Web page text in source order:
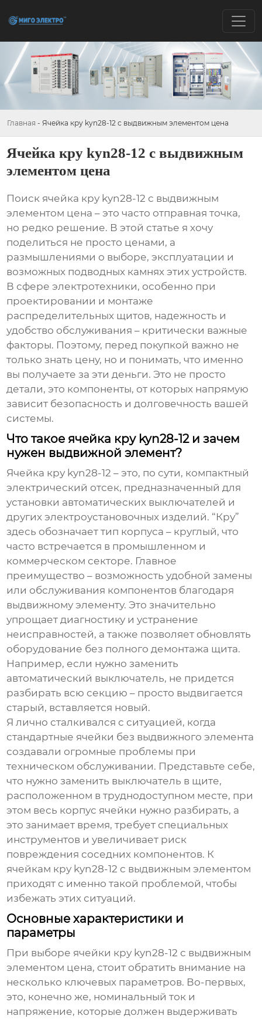
Главная - Ячейка кру kyn28-12 с выдвижным элементом цена
Ячейка кру kyn28-12 с выдвижным
элементом цена
Поиск ячейка кру kyn28-12 с выдвижным
элементом цена – это часто отправная точка,
но редко решение. В этой статье я хочу
поделиться не просто ценами, а
размышлениями о выборе, эксплуатации и
возможных подводных камнях этих устройств.
В сфере электротехники, особенно при
проектировании и монтаже
распределительных щитов, надежность и
удобство обслуживания – критически важные
факторы. Поэтому, перед покупкой важно не
только знать цену, но и понимать, что именно
вы получаете за эти деньги. Это не просто
детали, это компоненты, от которых напрямую
зависит безопасность и долговечность вашей
системы.
Что такое ячейка кру kyn28-12 и зачем
нужен выдвижной элемент?
Ячейка кру kyn28-12 – это, по сути, компактный
электрический отсек, предназначенный для
установки автоматических выключателей и
других электроустановочных изделий. “Кру”
здесь обозначает тип корпуса – круглый, что
часто встречается в промышленном и
коммерческом секторе. Главное
преимущество – возможность удобной замены
или обслуживания компонентов благодаря
выдвижному элементу. Это значительно
упрощает диагностику и устранение
неисправностей, а также позволяет обновлять
оборудование без полного демонтажа щита.
Например, если нужно заменить
автоматический выключатель, не придется
разбирать всю секцию – просто выдвигается
старый, вставляется новый.
Я лично сталкивался с ситуацией, когда
стандартные ячейки без выдвижного элемента
создавали огромные проблемы при
техническом обслуживании. Представьте себе,
что нужно заменить выключатель в щите,
расположенном в труднодоступном месте, при
этом весь корпус ячейки нужно разбирать, а
это занимает время, требует специальных
инструментов и увеличивает риск
повреждения соседних компонентов. К
ячейкам кру kyn28-12 с выдвижным элементом
приходят с именно такой проблемой, чтобы
избежать этих ситуаций.
Основные характеристики и
параметры
При выборе ячейки кру kyn28-12 с выдвижным
элементом цена, стоит обратить внимание на
несколько ключевых параметров. Во-первых,
это, конечно же, номинальный ток и
напряжение, которые должен выдерживать